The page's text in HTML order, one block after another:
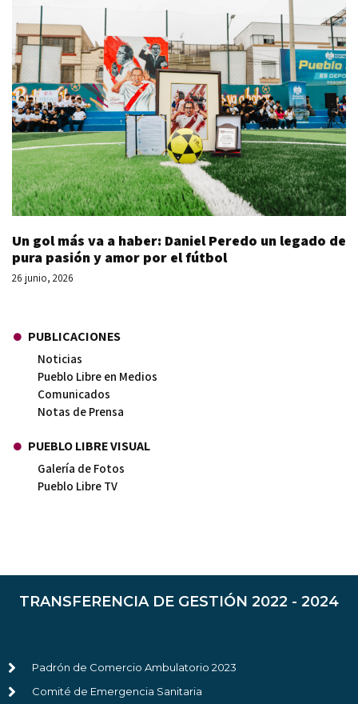
Un gol más va a haber: Daniel Peredo un legado de
pura pasión y amor por el fútbol
26 junio, 2026
PUBLICACIONES
Noticias
Pueblo Libre en Medios
Comunicados
Notas de Prensa
PUEBLO LIBRE VISUAL
Galería de Fotos
Pueblo Libre TV
TRANSFERENCIA DE GESTIÓN 2022 - 2024
Padrón de Comercio Ambulatorio 2023
Comité de Emergencia Sanitaria